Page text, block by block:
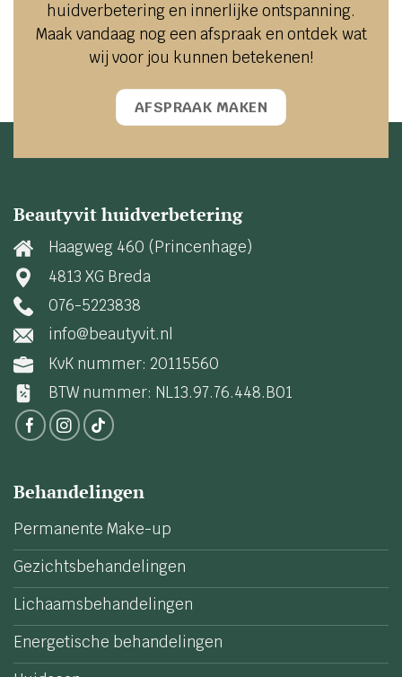
huidverbetering en innerlijke ontspanning.
Maak vandaag nog een afspraak en ontdek wat
wij voor jou kunnen betekenen!
AFSPRAAK MAKEN
Beautyvit huidverbetering
Haagweg 460 (Princenhage)
4813 XG Breda
076-5223838
info@beautyvit.nl
KvK nummer: 20115560
BTW nummer: NL13.97.76.448.B01
Behandelingen
Permanente Make-up
Gezichtsbehandelingen
Lichaamsbehandelingen
Energetische behandelingen